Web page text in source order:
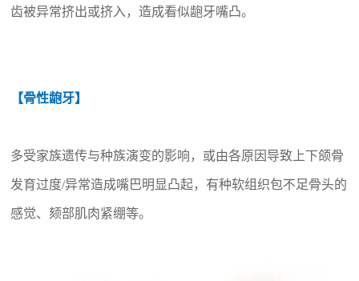
齿被异常挤出或挤入，造成看似龅牙嘴凸。
【骨性龅牙】
多受家族遗传与种族演变的影响，或由各原因导致上下颌骨
发育过度/异常造成嘴巴明显凸起，有种软组织包不足骨头的
感觉、颏部肌肉紧绷等。